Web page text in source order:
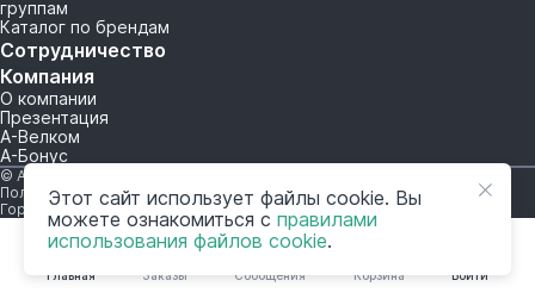
Главная Войти
Заказы Сообщения Корзина
группам
Каталог по брендам
Сотрудничество
Компания
О компании
Презентация
А-Велком
А-Бонус
© A-AC.RU 2015-2026. Все права защищены.
Политика обработки персональных данных
Горячая линия корпоративного регулирования и контроля
Этот сайт использует файлы cookie. Вы
можете ознакомиться с правилами
использования файлов cookie.